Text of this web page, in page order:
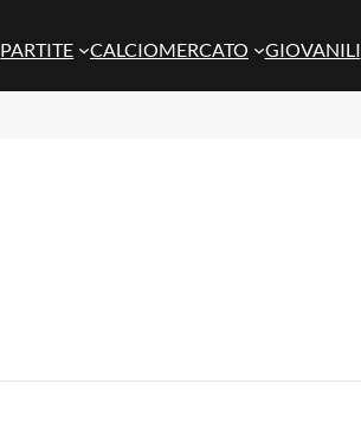
PARTITE CALCIOMERCATO GIOVANILI